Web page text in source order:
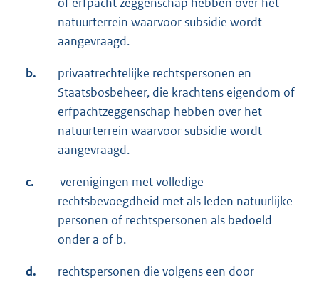
of erfpacht zeggenschap hebben over het
natuurterrein waarvoor subsidie wordt
aangevraagd.
b.
privaatrechtelijke rechtspersonen en
Staatsbosbeheer, die krachtens eigendom of
erfpachtzeggenschap hebben over het
natuurterrein waarvoor subsidie wordt
aangevraagd.
c.
verenigingen met volledige
rechtsbevoegdheid met als leden natuurlijke
personen of rechtspersonen als bedoeld
onder a of b.
d.
rechtspersonen die volgens een door